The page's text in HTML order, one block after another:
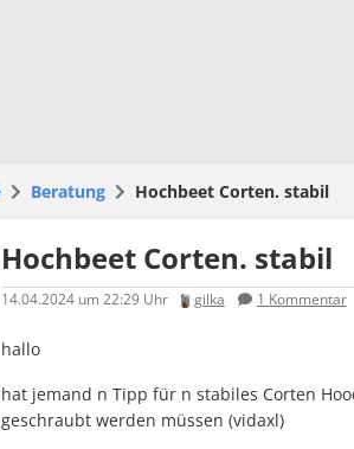
Beratung Hochbeet Corten. stabil
Hochbeet Corten. stabil
14.04.2024 um 22:29 Uhr gilka 1 Kommentar
hallo
hat jemand n Tipp für n stabiles Corten
geschraubt werden müssen (vidaxl)